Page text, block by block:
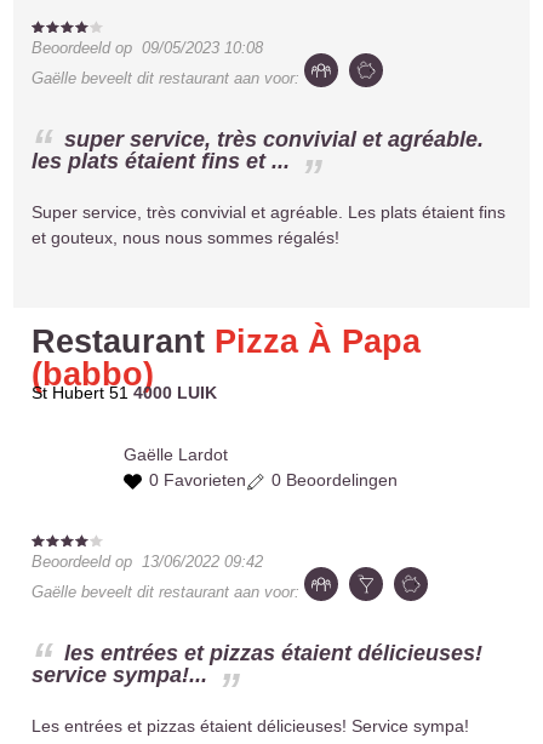
Beoordeeld op09/05/2023 10:08
Gaëlle beveelt dit restaurant aan voor:
super service, très convivial et agréable.
les plats étaient fins et ...
Super service, très convivial et agréable. Les plats étaient fins
et gouteux, nous nous sommes régalés!
Restaurant Pizza À Papa
(babbo)
St Hubert 51 4000 LUIK
Gaëlle Lardot
0 Favorieten
0 Beoordelingen
Beoordeeld op
13/06/2022 09:42
Gaëlle beveelt dit restaurant aan voor:
les entrées et pizzas étaient délicieuses!
service sympa!...
Les entrées et pizzas étaient délicieuses! Service sympa!